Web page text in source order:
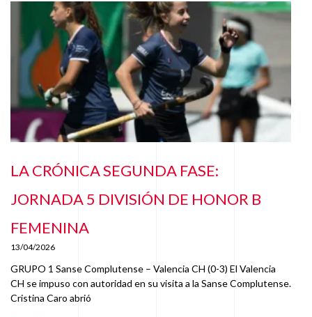
LA CRÓNICA SEGUNDA FASE:
JORNADA 5 DIVISIÓN DE HONOR B
FEMENINA
13/04/2026
GRUPO 1 Sanse Complutense – Valencia CH (0-3) El Valencia
CH se impuso con autoridad en su visita a la Sanse Complutense.
Cristina Caro abrió